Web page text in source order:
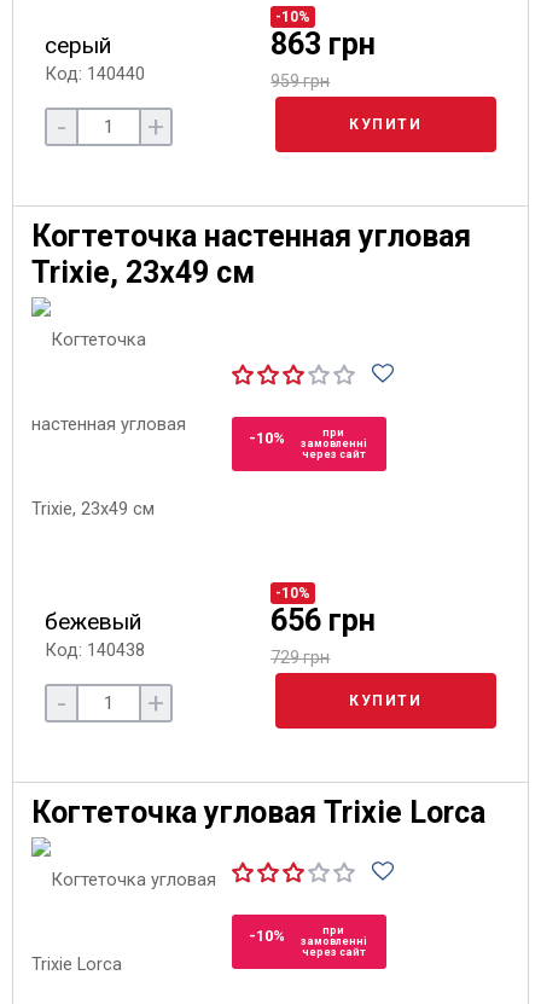
серый
Код: 140440
-10%
863 грн
959 грн
- + КУПИТИ
Когтеточка настенная угловая
Trixie, 23х49 см
-10%
при
замовленні
через сайт
бежевый
Код: 140438
-10%
656 грн
729 грн
- + КУПИТИ
Когтеточка угловая Trixie Lorca
-10%
при
замовленні
через сайт